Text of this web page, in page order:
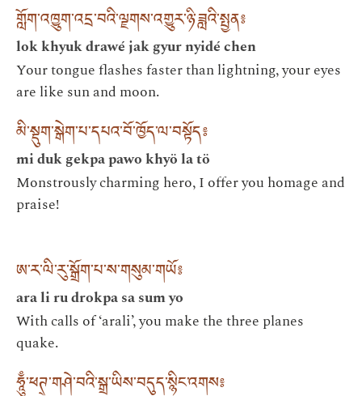
གློག་འཁྱུག་འདྲ་བའི་ལྗགས་འགྱུར་ཉི་ཟླའི་སྤྱན༔
lok khyuk drawé jak gyur nyidé chen
Your tongue flashes faster than lightning, your eyes
are like sun and moon.
མི་སྡུག་སྒེག་པ་དཔའ་བོ་ཁྱོད་ལ་བསྟོད༔
mi duk gekpa pawo khyö la tö
Monstrously charming hero, I offer you homage and
praise!
ཨ་ར་ལི་རུ་སྒྲོག་པ་ས་གསུམ་གཡོ༔
ara li ru drokpa sa sum yo
With calls of ‘arali’, you make the three planes
quake.
ཧཱུྃ་ཕཊ྄་གཤེ་བའི་སྒྲ་ཡིས་བདུད་སྙིང་འགས༔